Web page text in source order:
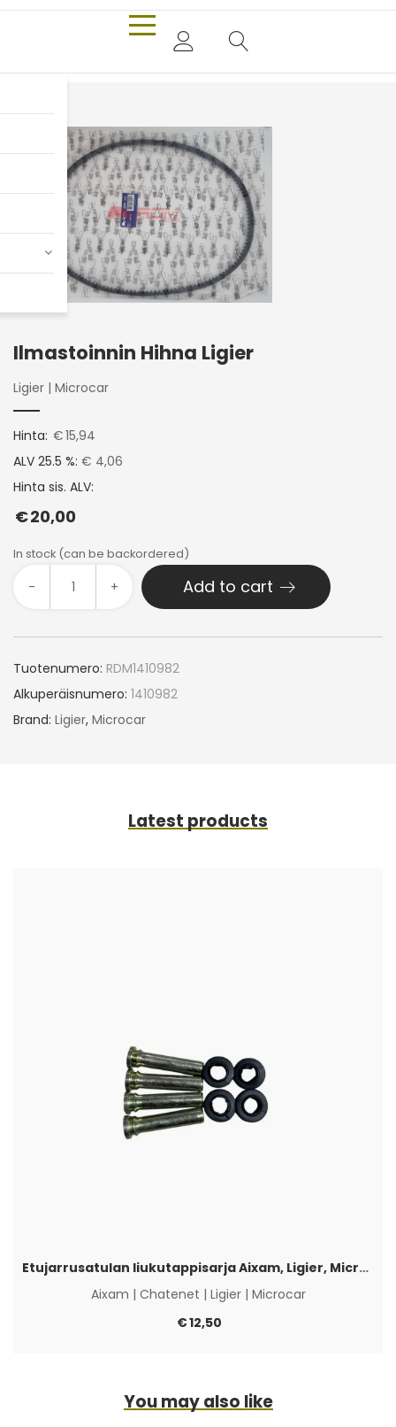
Ilmastoinnin Hihna Ligier
Ligier | Microcar
Hinta: €15,94
ALV 25.5 %: € 4,06
Hinta sis. ALV:
€20,00
In stock (can be backordered)
- + Add to cart
Tuotenumero: RDM1410982
Alkuperäisnumero: 1410982
Brand: Ligier, Microcar
Latest products
Etujarrusatulan liukutappisarja Aixam, Ligier, Microcar & Chatenet
Aixam | Chatenet | Ligier| Microcar
€12,50
You may also like